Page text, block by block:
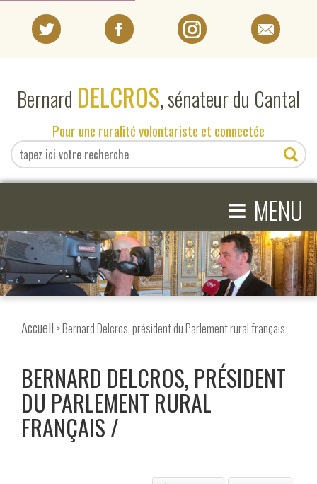
Bernard DELCROS, sénateur du Cantal
Pour une ruralité volontariste et connectée
≡ MENU
EN DIRECT DU SÉNAT
EN DIRECT DU CANTAL
COMPRENDRE LE SÉNAT
Accueil > Bernard Delcros, président du Parlement rural français
BERNARD DELCROS, PRÉSIDENT
DU PARLEMENT RURAL
FRANÇAIS